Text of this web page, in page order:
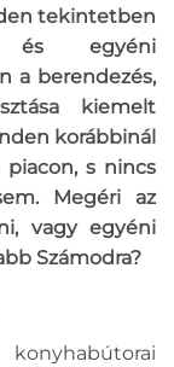
tekintetben
és egyéni
a berendezés,
kiemelt
korábbinál
s nincs
Megéri az
vagy egyéni
Számodra?